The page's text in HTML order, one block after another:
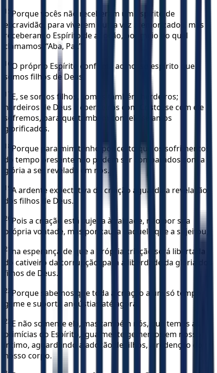
15 Porque vocês não receberam um espírito de
escravidão, para viverem outra vez atemorizados, mas
receberam o Espírito de adoção, por meio do qual
clamamos: “Aba, Pai.”
16 O próprio Espírito confirma ao nosso espírito que
somos filhos de Deus.
17 E, se somos filhos, somos também herdeiros;
herdeiros de Deus e coerdeiros com Cristo, se com ele
sofremos, para que também com ele sejamos
glorificados.
18 Porque para mim tenho por certo que os sofrimentos
do tempo presente não podem ser comparados com a
glória a ser revelada em nós.
19 A ardente expectativa da criação aguarda a revelação
dos filhos de Deus.
20 Pois a criação está sujeita à vaidade, não por sua
própria vontade, mas por causa daquele que a sujeitou,
21
na esperança de que a própria criação será libertada
do cativeiro da corrupção, para a liberdade da glória dos
filhos de Deus.
22 Porque sabemos que toda a criação a um só tempo
geme e suporta angústias até agora.
23 E não somente ela, mas também nós, que temos as
primícias do Espírito, igualmente gememos em nosso
íntimo, aguardando a adoção de filhos, a redenção do
nosso corpo.